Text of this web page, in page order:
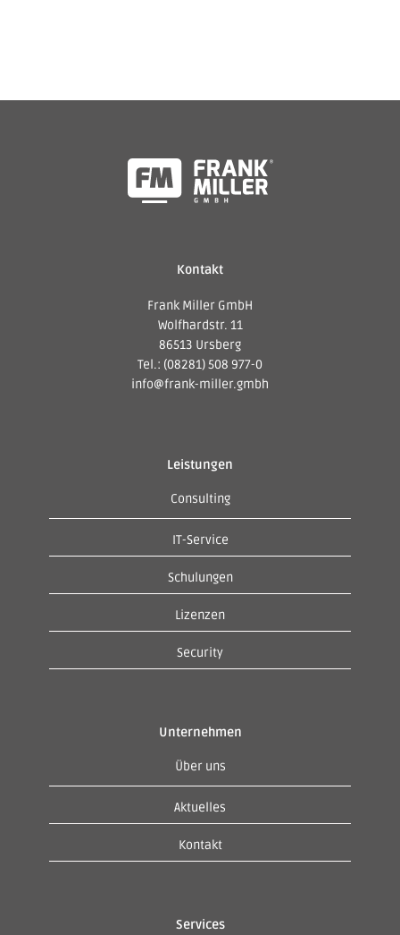
Kontakt
Frank Miller GmbH
Wolfhardstr. 11
86513 Ursberg
Tel.: (08281) 508 977-0
info@frank-miller.gmbh
Leistungen
Consulting
IT-Service
Schulungen
Lizenzen
Security
Unternehmen
Über uns
Aktuelles
Kontakt
Services